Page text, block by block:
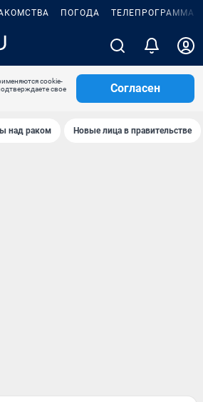
ПОГОДА ТЕЛЕПРОГРАММА
cookie-
свое
Согласен
над раком Новые лица в правительстве